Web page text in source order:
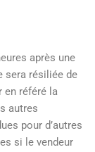
après une
sera résiliée de
en référé la
autres
pour d’autres
si le vendeur